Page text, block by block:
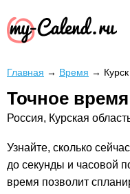
Главная → Время → Курск
Точное
Россия, Курская
Узнайте, сколько
до секунды и часовой
время позволит